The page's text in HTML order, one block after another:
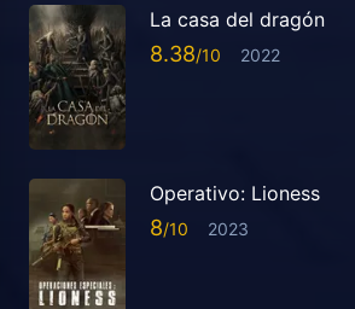
La casa del dragón
8.38 2022
Operativo: Lioness
8 2023